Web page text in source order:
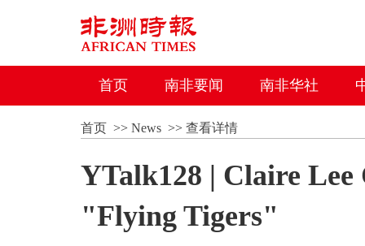
首页 南非要闻 南非华社
首页>> News>> 查看详情
YTalk128 | Claire
"Flying Tigers"